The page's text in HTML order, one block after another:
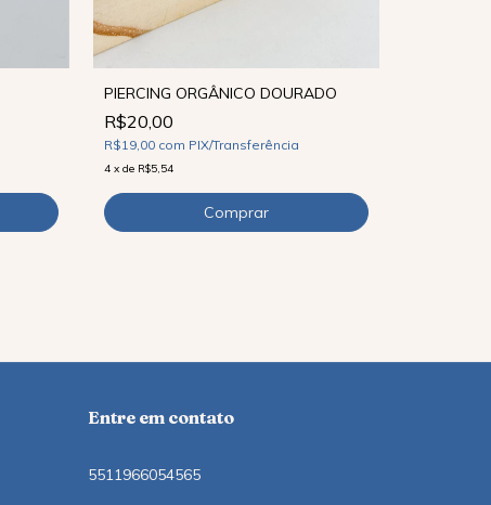
PIERCING ORGÂNICO DOURADO
R$20,00
R$19,00 com PIX/Transferência
4 x de R$5,54
Entre em contato
5511966054565